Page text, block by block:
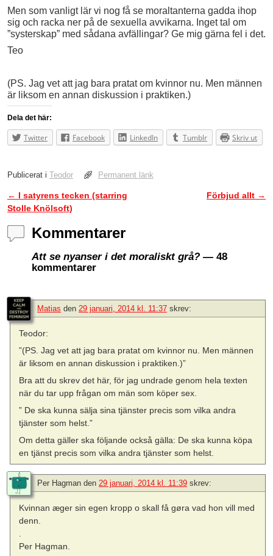
Men som vanligt lär vi nog få se moraltanterna gadda ihop
sig och racka ner på de sexuella avvikarna. Inget tal om
”systerskap” med sådana avfällingar? Ge mig gärna fel i det.
Teo
(PS. Jag vet att jag bara pratat om kvinnor nu. Men männen
är liksom en annan diskussion i praktiken.)
Dela det här:
Twitter Facebook LinkedIn Tumblr Skriv ut
Publicerat i Teodor Permanent länk
Inläggsnavigering
← I satyrens tecken (starring
Stolle Knölsoft)
Förbjud allt →
Kommentarer
Att se nyanser i det moraliskt grå? — 48
kommentarer
Matias den 29 januari, 2014 kl. 11:37 skrev:
Teodor:
”(PS. Jag vet att jag bara pratat om kvinnor nu. Men männen
är liksom en annan diskussion i praktiken.)”
Bra att du skrev det här, för jag undrade genom hela texten
när du tar upp frågan om män som köper sex.
” De ska kunna sälja sina tjänster precis som vilka andra
tjänster som helst.”
Om detta gäller ska följande också gälla: De ska kunna köpa
en tjänst precis som vilka andra tjänster som helst.
Per Hagman den 29 januari, 2014 kl. 11:39 skrev:
Kvinnan æger sin egen kropp o skall få gøra vad hon vill med
denn.
.
Per Hagman.